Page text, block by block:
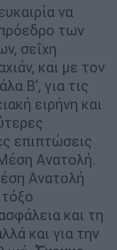
να
των
σεΐχη
και με τον
Β', για τις
ειρήνη και
επιπτώσεις
Ανατολή.
Ανατολή
και τη
και για την